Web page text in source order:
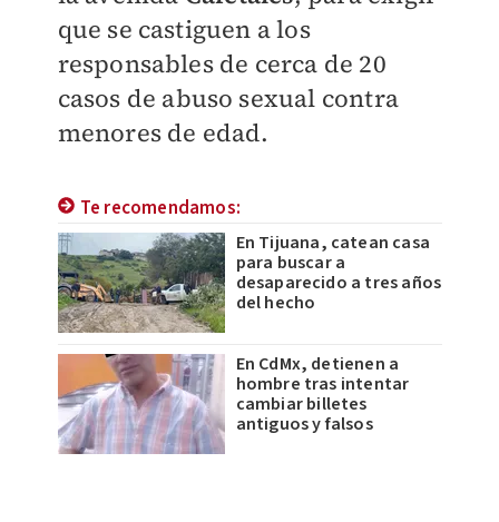
que se castiguen a los
responsables de cerca de 20
casos de abuso sexual contra
menores de edad.
Te recomendamos:
En Tijuana, catean casa
para buscar a
desaparecido a tres años
del hecho
En CdMx, detienen a
hombre tras intentar
cambiar billetes
antiguos y falsos